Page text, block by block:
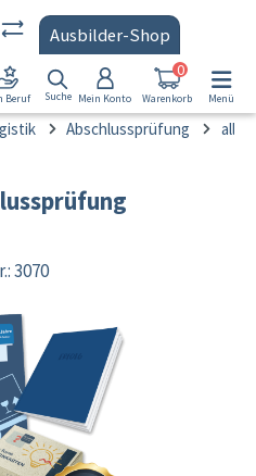
Ausbilder-Shop
Beruf Suche Mein Konto Warenkorb
0
Menü
Abschlussprüfung alle
3070